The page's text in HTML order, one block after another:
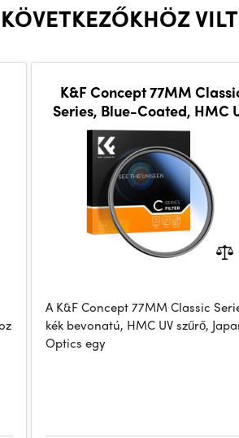
K&F Concept 77MM
Series, Blue-Coated, HMC
Filter, Japan Optics
A K&F Concept 77MM Classic
kék bevonatú, HMC UV szűrő,
Optics egy